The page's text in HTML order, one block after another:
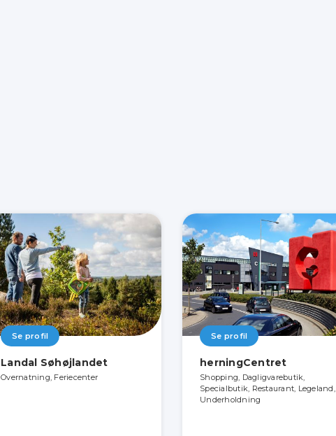
Se profil
Landal Søhøjlandet
Overnatning, Feriecenter
Se profil
herningCentret
Shopping, Dagligvarebutik,
Specialbutik, Restaurant, Legeland,
Underholdning